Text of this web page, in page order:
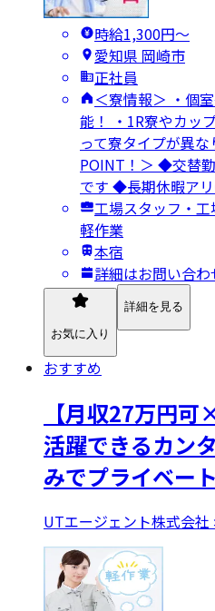
時給1,300円〜
愛知県 岡崎市
正社員
＜寮情報＞ ・個
能！ ・1R寮やカッ
って寮タイプが異
POINT！＞ ◆交替
です ◆長期休暇ア
工場スタッフ・工
軽作業
本宿
詳細はお問い合
お気に入り
詳細を見る
おすすめ
【月収27万円
活躍できるカン
みでプライベー
UTエージェント株式会社